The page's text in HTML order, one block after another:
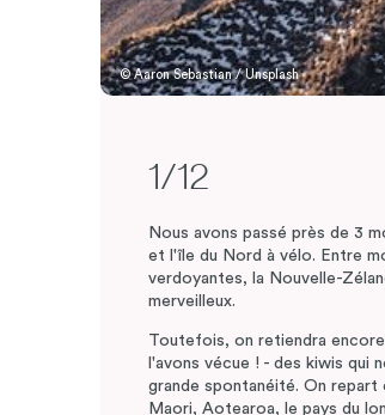
© Aaron Sebastian / Unsplash
1/12
Nous avons passé près de 3
et l'île du Nord à vélo. Entre
verdoyantes, la Nouvelle-
merveilleux.
Toutefois, on retiendra
l'avons vécue ! - des kiwis qui
grande spontanéité. On
Maori, Aotearoa, le pays du